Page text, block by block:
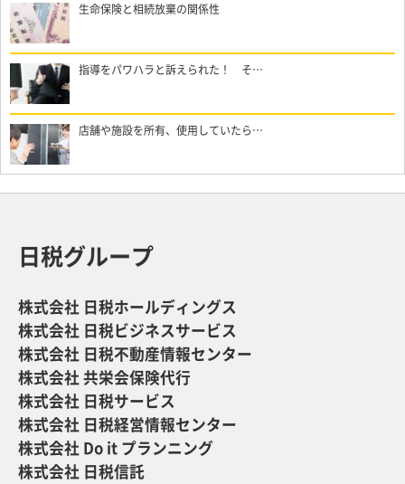
生命保険と相続放棄の関係性
指導をパワハラと訴えられた！ そ…
店舗や施設を所有、使用していたら…
日税グループ
株式会社 日税ホールディングス
株式会社 日税ビジネスサービス
株式会社 日税不動産情報センター
株式会社 共栄会保険代行
株式会社 日税サービス
株式会社 日税経営情報センター
株式会社 Do it プランニング
株式会社 日税信託